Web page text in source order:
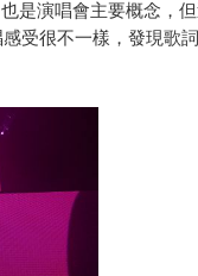
是演唱會主要概念，
受很不一樣，發現歌